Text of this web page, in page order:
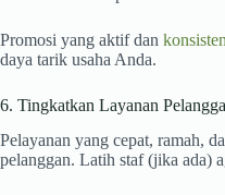
Promosi yang aktif dan
daya tarik usaha Anda.
6. Tingkatkan Layanan
Pelayanan yang cepat, ramah,
pelanggan. Latih staf (jika ada)